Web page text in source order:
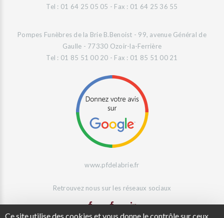
Ce site utilise des cookies et vous donne le contrôle sur ceux
Tel : 01 64 25 05 05 - Fax : 01 64 25 36 55
Pompes Funèbres de la Brie B.Benoist - 99, avenue Général de
Gaulle - 77330 Ozoir-la-Ferrière
Tel : 01 85 51 00 20 - Fax : 01 85 51 00 21
www.pfdelabrie.fr
Retrouvez nous sur les réseaux sociaux